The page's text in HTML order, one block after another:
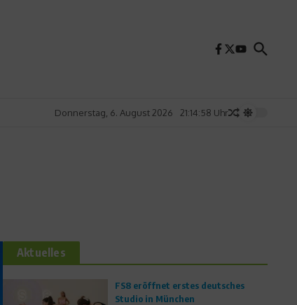
Donnerstag, 6. August 2026 21:15:00 Uhr
Aktuelles
FS8 eröffnet erstes deutsches
Studio in München